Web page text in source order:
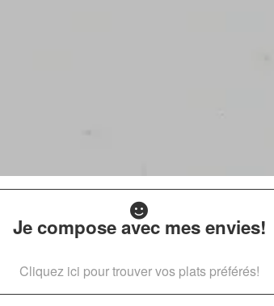
Je compose avec mes envies!
Cliquez ici pour trouver vos plats préférés!